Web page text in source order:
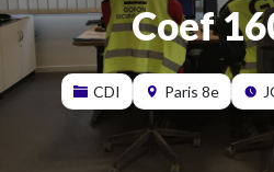
Coef
CDI Paris 8e